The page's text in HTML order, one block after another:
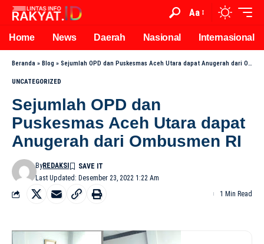
Aa
Home News Daerah Nasional Internasional
Beranda » Blog » Sejumlah OPD dan Puskesmas Aceh Utara dapat Anugerah dari Ombusmen RI
UNCATEGORIZED
Sejumlah OPD dan
Puskesmas Aceh Utara dapat
Anugerah dari Ombusmen RI
Last Updated: Desember 23, 2022 1:22 Am
ByREDAKSI
1 Min Read